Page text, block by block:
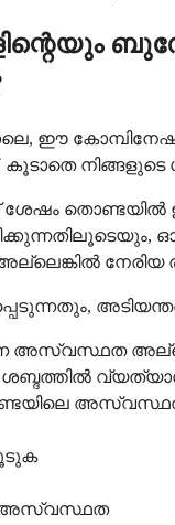
ഈ
നിങ്ങളുടെ
ശേഷം
അസ്വസ്ഥത
ശബ്ദത്തിൽ
അസ്വസ്ഥത